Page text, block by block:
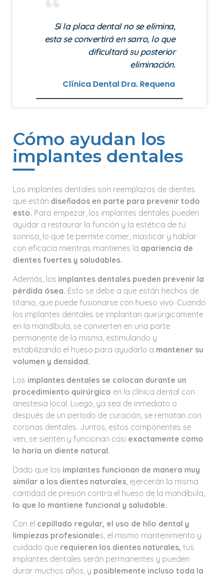
Si la placa dental no se elimina,
esta se convertirá en sarro, lo que
dificultará su posterior
eliminación.
Clínica Dental Dra. Requena
Cómo ayudan los
implantes dentales
Los implantes dentales son reemplazos de dientes
que están diseñados en parte para prevenir todo
esto. Para empezar, los implantes dentales pueden
ayudar a restaurar la función y la estética de tu
sonrisa, lo que te permite comer, masticar y hablar
con eficacia mientras mantienes la apariencia de
dientes fuertes y saludables.
Además, los implantes dentales pueden prevenir la
pérdida ósea. Esto se debe a que están hechos de
titanio, que puede fusionarse con hueso vivo. Cuando
los implantes dentales se implantan quirúrgicamente
en la mandíbula, se convierten en una parte
permanente de la misma, estimulando y
estabilizando el hueso para ayudarlo a mantener su
volumen y densidad.
Los implantes dentales se colocan durante un
procedimiento quirúrgico en la clínica dental con
anestesia local. Luego, ya sea de inmediato o
después de un período de curación, se rematan con
coronas dentales. Juntos, estos componentes se
ven, se sienten y funcionan casi exactamente como
lo haría un diente natural.
Dado que los implantes funcionan de manera muy
similar a los dientes naturales , ejercerán la misma
cantidad de presión contra el hueso de la mandíbula,
lo que lo mantiene funcional y saludable.
Con el cepillado regular, el uso de hilo dental y
limpiezas profesionales, el mismo mantenimiento y
cuidado que requieren los dientes naturales, tus
implantes dentales serán permanentes y pueden
durar muchos años, y posiblemente incluso toda la